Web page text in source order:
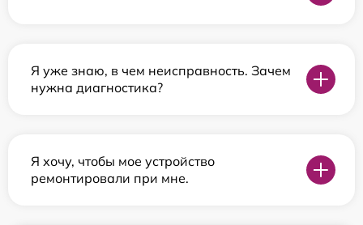
Я уже знаю, в чем неисправность. Зачем
нужна диагностика?
Я хочу, чтобы мое устройство
ремонтировали при мне.